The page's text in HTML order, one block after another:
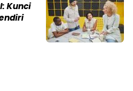
Kunci